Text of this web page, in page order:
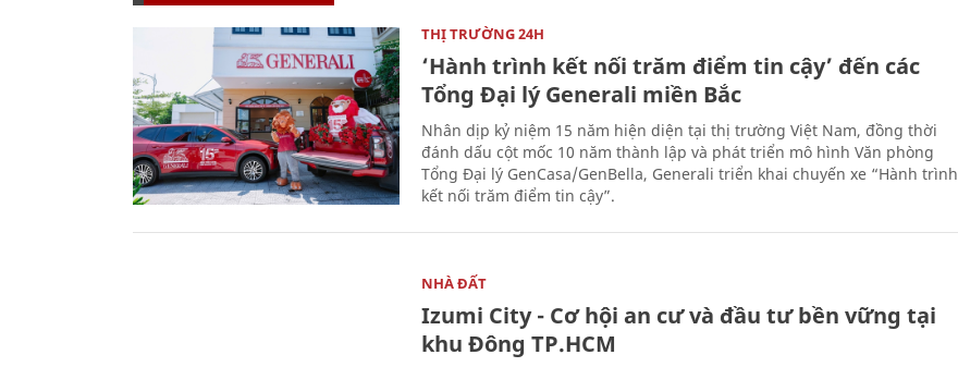
THỊ TRƯỜNG 24H
‘Hành trình kết nối trăm điểm tin cậy’ đến các
Tổng Đại lý Generali miền Bắc
Nhân dịp kỷ niệm 15 năm hiện diện tại thị trường Việt Nam, đồng thời
đánh dấu cột mốc 10 năm thành lập và phát triển mô hình Văn phòng
Tổng Đại lý GenCasa/GenBella, Generali triển khai chuyến xe “Hành trình
kết nối trăm điểm tin cậy”.
NHÀ ĐẤT
Izumi City - Cơ hội an cư và đầu tư bền vững tại
khu Đông TP.HCM